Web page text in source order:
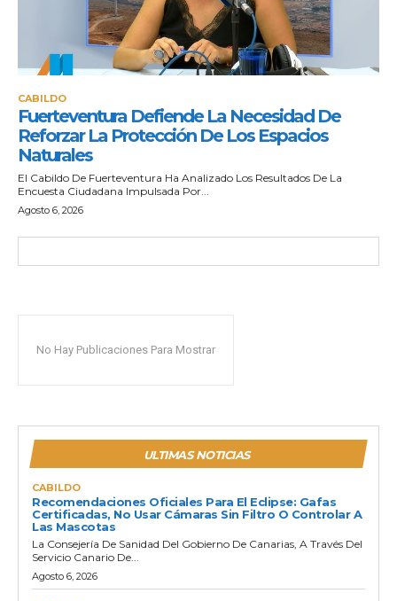
CABILDO
Fuerteventura Defiende La Necesidad De
Reforzar La Protección De Los Espacios
Naturales
El Cabildo De Fuerteventura Ha Analizado Los Resultados De La
Encuesta Ciudadana Impulsada Por...
Agosto 6, 2026
No Hay Publicaciones Para Mostrar
ULTIMAS NOTICIAS
CABILDO
Recomendaciones Oficiales Para El Eclipse: Gafas
Certificadas, No Usar Cámaras Sin Filtro O Controlar A
Las Mascotas
La Consejería De Sanidad Del Gobierno De Canarias, A Través Del
Servicio Canario De...
Agosto 6, 2026